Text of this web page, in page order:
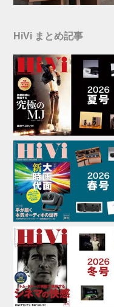
HiVi まとめ記事